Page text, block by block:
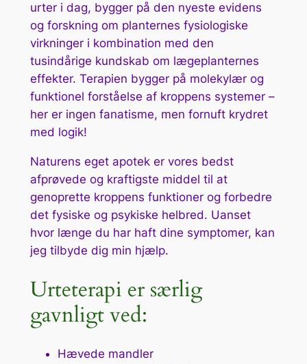
urter i dag, bygger på den nyeste evidens
og forskning om planternes fysiologiske
virkninger i kombination med den
tusindårige kundskab om lægeplanternes
effekter. Terapien bygger på molekylær og
funktionel forståelse af kroppens systemer –
her er ingen fanatisme, men fornuft krydret
med logik!
Naturens eget apotek er vores bedst
afprøvede og kraftigste middel til at
genoprette kroppens funktioner og forbedre
det fysiske og psykiske helbred. Uanset
hvor længe du har haft dine symptomer, kan
jeg tilbyde dig min hjælp.
Urteterapi er særlig
gavnligt ved:
Hævede mandler